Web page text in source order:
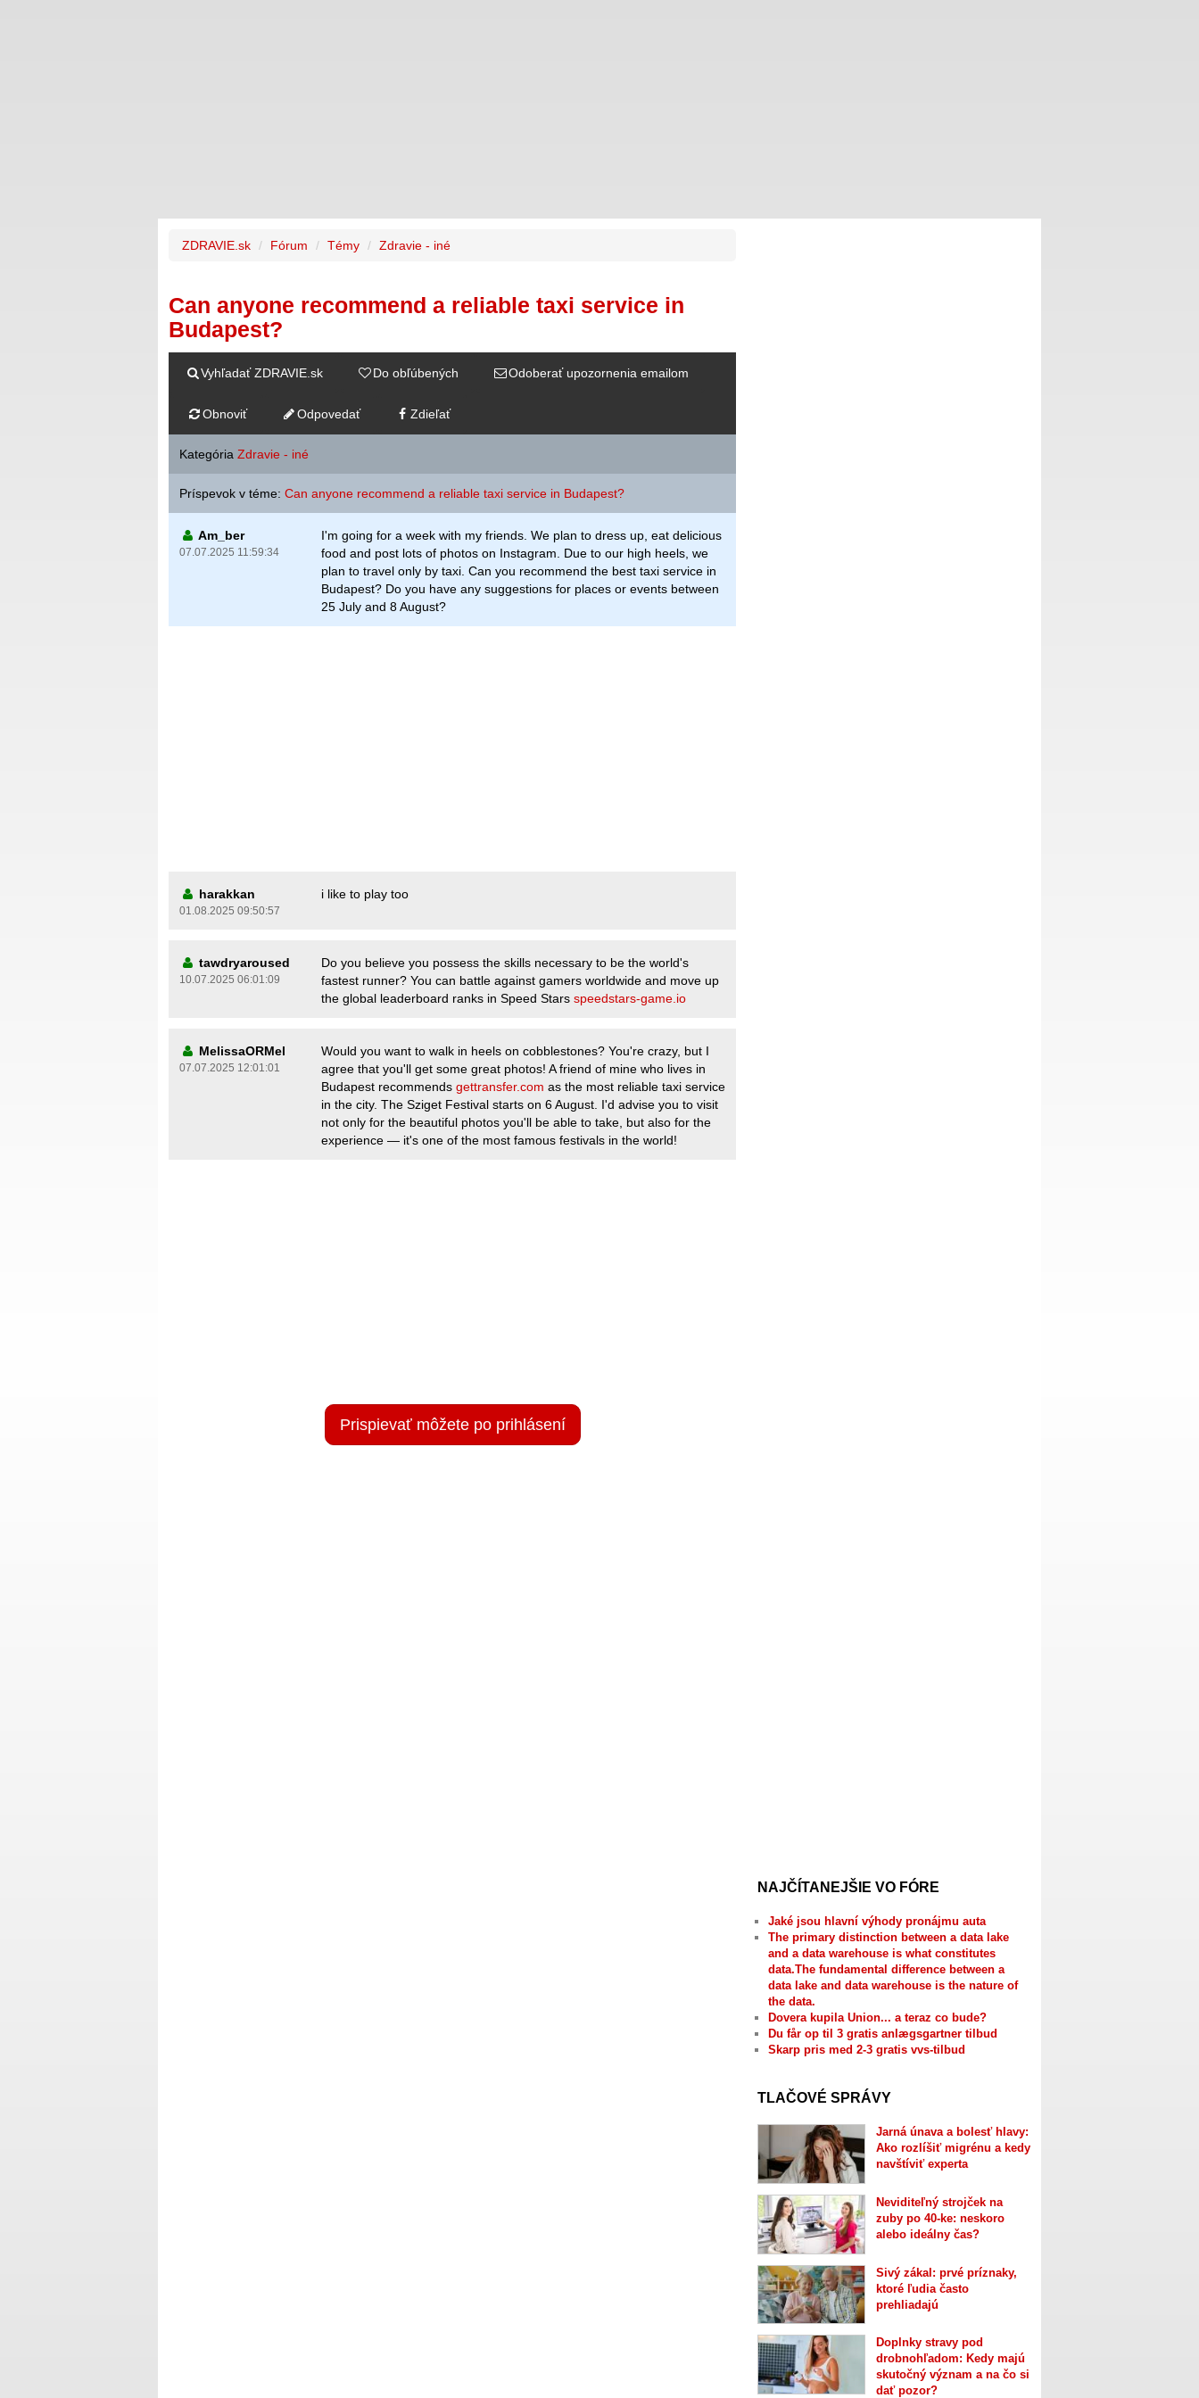
ZDRAVIE.sk Fórum Témy Zdravie - iné
Can anyone recommend a reliable taxi service in
Budapest?
Vyhľadať ZDRAVIE.sk Do obľúbených Odoberať upozornenia emailom
Obnoviť Odpovedať Zdieľať
Kategória Zdravie - iné
Príspevok v téme: Can anyone recommend a reliable taxi service in Budapest?
Am_ber
07.07.2025 11:59:34
I'm going for a week with my friends. We plan to dress up, eat delicious
food and post lots of photos on Instagram. Due to our high heels, we
plan to travel only by taxi. Can you recommend the best taxi service in
Budapest? Do you have any suggestions for places or events between
25 July and 8 August?
harakkan
01.08.2025 09:50:57
i like to play too
tawdryaroused
10.07.2025 06:01:09
Do you believe you possess the skills necessary to be the world's
fastest runner? You can battle against gamers worldwide and move up
the global leaderboard ranks in Speed Stars speedstars-game.io
MelissaORMel
07.07.2025 12:01:01
Would you want to walk in heels on cobblestones? You're crazy, but I
agree that you'll get some great photos! A friend of mine who lives in
Budapest recommends gettransfer.com as the most reliable taxi service
in the city. The Sziget Festival starts on 6 August. I'd advise you to visit
not only for the beautiful photos you'll be able to take, but also for the
experience — it's one of the most famous festivals in the world!
Prispievať môžete po prihlásení
NAJČÍTANEJŠIE VO FÓRE
Jaké jsou hlavní výhody pronájmu auta
The primary distinction between a data lake
and a data warehouse is what constitutes
data.The fundamental difference between a
data lake and data warehouse is the nature of
the data.
Dovera kupila Union... a teraz co bude?
Du får op til 3 gratis anlægsgartner tilbud
Skarp pris med 2-3 gratis vvs-tilbud
TLAČOVÉ SPRÁVY
Jarná únava a bolesť hlavy:
Ako rozlíšiť migrénu a kedy
navštíviť experta
Neviditeľný strojček na
zuby po 40-ke: neskoro
alebo ideálny čas?
Sivý zákal: prvé príznaky,
ktoré ľudia často
prehliadajú
Doplnky stravy pod
drobnohľadom: Kedy majú
skutočný význam a na čo si
dať pozor?